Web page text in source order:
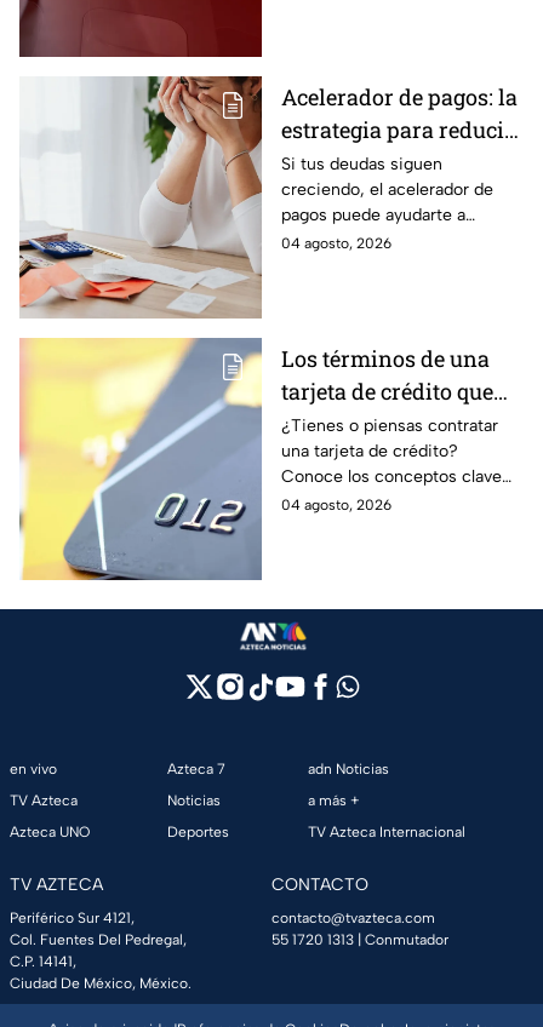
Acelerador de pagos: la
estrategia para reducir
tus deudas más rápido
y recuperar el control
de tus finanzas
Si tus deudas siguen
creciendo, el acelerador de
pagos puede ayudarte a
ordenar tus finanzas, priorizar
04 agosto, 2026
Los términos de una
tarjeta de crédito que
debes entender para
evitar deudas
¿Tienes o piensas contratar
una tarjeta de crédito?
Conoce los conceptos clave
como CAT, fecha de corte,
04 agosto, 2026
en vivo
TV Azteca
Azteca UNO
Azteca 7
Noticias
Deportes
adn Noticias
a más +
TV Azteca Internacional
TV AZTECA
Periférico Sur 4121,
Col. Fuentes Del Pedregal,
C.P. 14141,
Ciudad De México, México.
CONTACTO
contacto@tvazteca.com
55 1720 1313 | Conmutador